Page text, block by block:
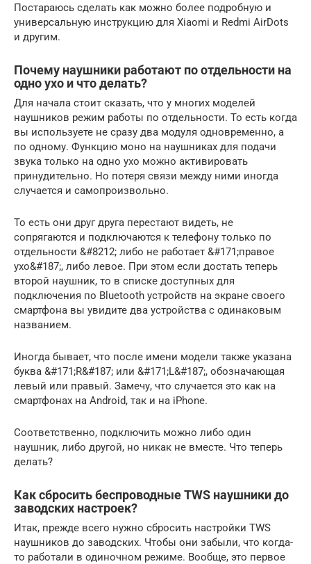
Постараюсь сделать как можно более подробную и
универсальную инструкцию для Xiaomi и Redmi AirDots
и другим.
Почему наушники работают по отдельности на
одно ухо и что делать?
Для начала стоит сказать, что у многих моделей
наушников режим работы по отдельности. То есть когда
вы используете не сразу два модуля одновременно, а
по одному. Функцию моно на наушниках для подачи
звука только на одно ухо можно активировать
принудительно. Но потеря связи между ними иногда
случается и самопроизвольно.
То есть они друг друга перестают видеть, не
сопрягаются и подключаются к телефону только по
отдельности &#8212; либо не работает &#171;правое
ухо&#187;, либо левое. При этом если достать теперь
второй наушник, то в списке доступных для
подключения по Bluetooth устройств на экране своего
смартфона вы увидите два устройства с одинаковым
названием.
Иногда бывает, что после имени модели также указана
буква &#171;R&#187; или &#171;L&#187;, обозначающая
левый или правый. Замечу, что случается это как на
смартфонах на Android, так и на iPhone.
Соответственно, подключить можно либо один
наушник, либо другой, но никак не вместе. Что теперь
делать?
Как сбросить беспроводные TWS наушники до
заводских настроек?
Итак, прежде всего нужно сбросить настройки TWS
наушников до заводских. Чтобы они забыли, что когда-
то работали в одиночном режиме. Вообще, это первое